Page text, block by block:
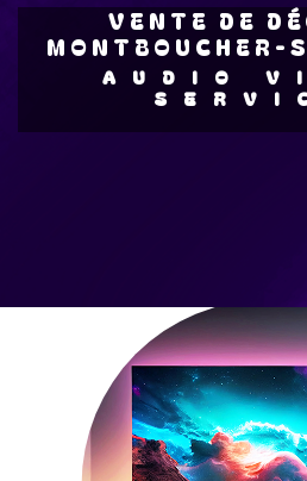
VENTE DE
MONTBOUCHER-
AUDIO